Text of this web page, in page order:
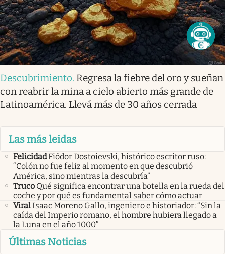
Descubrimiento. Regresa la fiebre del oro y sueñan
con reabrir la mina a cielo abierto más grande de
Latinoamérica. Llevá más de 30 años cerrada
Las más leidas
FelicidadFiódor Dostoievski, histórico escritor ruso:
“Colón no fue feliz al momento en que descubrió
América, sino mientras la descubría”
Truco Qué significa encontrar una botella en la rueda del
coche y por qué es fundamental saber cómo actuar
ViralIsaac Moreno Gallo, ingeniero e historiador: “Sin la
caída del Imperio romano, el hombre hubiera llegado a
la Luna en el año 1000”
Últimas Noticias